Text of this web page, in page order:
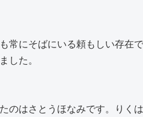
にそばにいる頼もしい存在
した。
はさとうほなみです。りく